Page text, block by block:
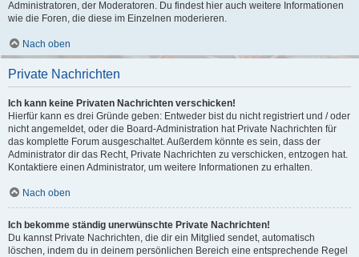
Administratoren, der Moderatoren. Du findest hier auch weitere Informationen
wie die Foren, die diese im Einzelnen moderieren.
Nach oben
Private Nachrichten
Ich kann keine Privaten Nachrichten verschicken!
Hierfür kann es drei Gründe geben: Entweder bist du nicht registriert und / oder
nicht angemeldet, oder die Board-Administration hat Private Nachrichten für
das komplette Forum ausgeschaltet. Außerdem könnte es sein, dass der
Administrator dir das Recht, Private Nachrichten zu verschicken, entzogen hat.
Kontaktiere einen Administrator, um weitere Informationen zu erhalten.
Nach oben
Ich bekomme ständig unerwünschte Private Nachrichten!
Du kannst Private Nachrichten, die dir ein Mitglied sendet, automatisch
löschen, indem du in deinem persönlichen Bereich eine entsprechende Regel